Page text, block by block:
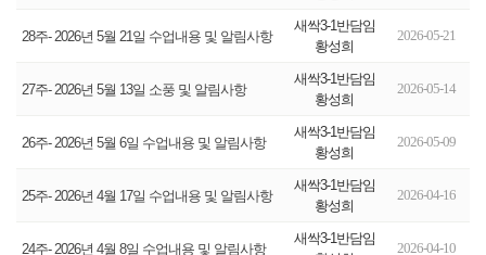
28주- 2026년 5월 21일 수업내용 및 알림사항
새싹3-1반담임
황성희
2026-05-21
27주- 2026년 5월 13일 소풍 및 알림사항
새싹3-1반담임
황성희
2026-05-14
26주- 2026년 5월 6일 수업내용 및 알림사항
새싹3-1반담임
황성희
2026-05-09
25주- 2026년 4월 17일 수업내용 및 알림사항
새싹3-1반담임
황성희
2026-04-16
24주- 2026년 4월 8일 수업내용 및 알림사항
새싹3-1반담임
2026-04-10